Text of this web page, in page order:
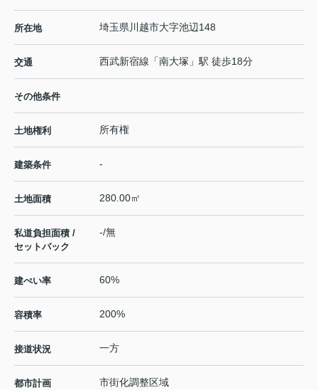
所在地 埼玉県 川越市大字池辺 148
交通 西武新宿線 「南大塚 」駅 徒歩18分
その他条件
土地権利 所有権
建築条件 -
土地面積 280.00㎡
私道負担面積 /
セットバック
-/無
建ぺい率 60%
容積率 200%
接道状況 一方
都市計画 市街化調整区域